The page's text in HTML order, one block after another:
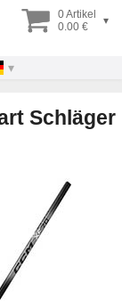
0 Artikel
0.00 €
▾
Schläger